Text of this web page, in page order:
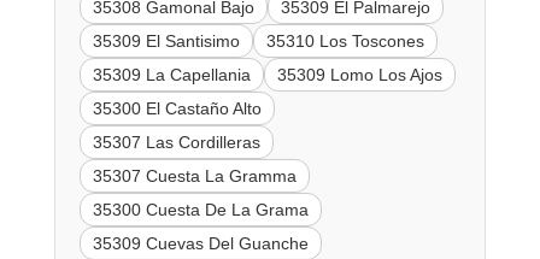
35308 Gamonal Bajo
35309 El Palmarejo
35309 El Santisimo
35310 Los Toscones
35309 La Capellania
35309 Lomo Los Ajos
35300 El Castaño Alto
35307 Las Cordilleras
35307 Cuesta La Gramma
35300 Cuesta De La Grama
35309 Cuevas Del Guanche